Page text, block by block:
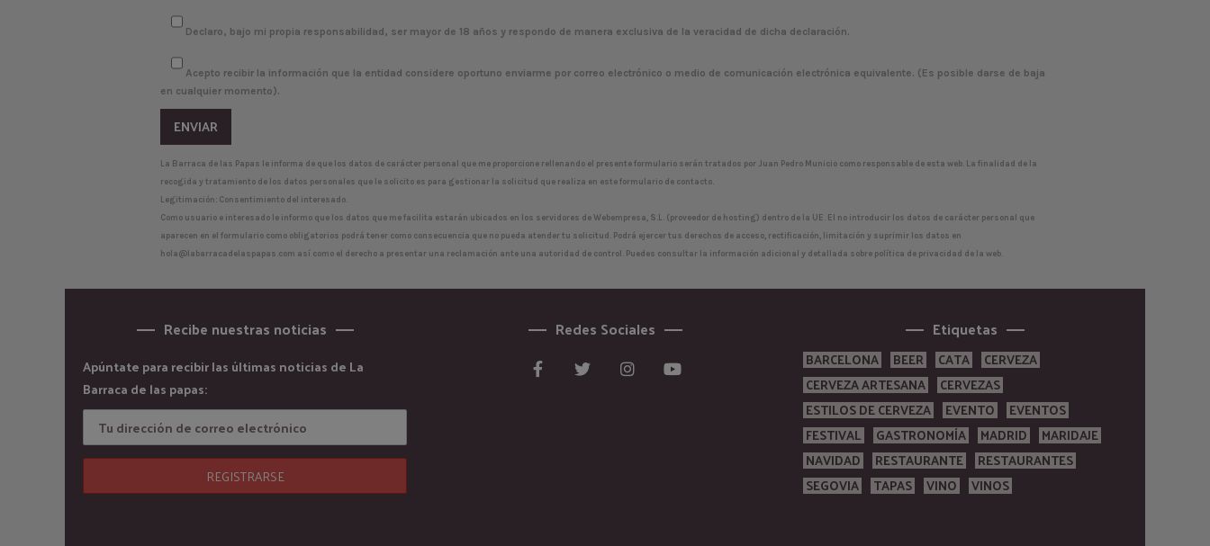
Declaro, bajo mi propia responsabilidad, ser mayor de 18 años y respondo de manera exclusiva de la veracidad de dicha declaración.
Acepto recibir la información que la entidad considere oportuno enviarme por correo electrónico o medio de comunicación electrónica equivalente. (Es posible darse de baja
en cualquier momento).
La Barraca de las Papas le informa de que los datos de carácter personal que me proporcione rellenando el presente formulario serán tratados por Juan Pedro Municio como responsable de esta web. La finalidad de la
recogida y tratamiento de los datos personales que le solicito es para gestionar la solicitud que realiza en este formulario de contacto.
Legitimación: Consentimiento del interesado.
Como usuario e interesado le informo que los datos que me facilita estarán ubicados en los servidores de Webempresa, S.L. (proveedor de hosting) dentro de la UE. El no introducir los datos de carácter personal que
aparecen en el formulario como obligatorios podrá tener como consecuencia que no pueda atender tu solicitud. Podrá ejercer tus derechos de acceso, rectificación, limitación y suprimir los datos en
hola@labarracadelaspapas.com así como el derecho a presentar una reclamación ante una autoridad de control. Puedes consultar la información adicional y detallada sobre política de privacidad de la web.
Recibe nuestras noticias
Apúntate para recibir las últimas noticias de La
Barraca de las papas:
Redes Sociales Etiquetas
BARCELONA BEER CATA
CERVEZA
CERVEZA ARTESANA
CERVEZAS
ESTILOS DE CERVEZA
EVENTO
EVENTOS
FESTIVAL
GASTRONOMÍA MADRID
MARIDAJE
NAVIDAD
RESTAURANTE
RESTAURANTES
SEGOVIA
TAPAS VINO VINOS